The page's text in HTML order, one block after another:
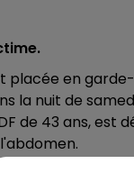
placée en
la nuit de
de 43 ans, est